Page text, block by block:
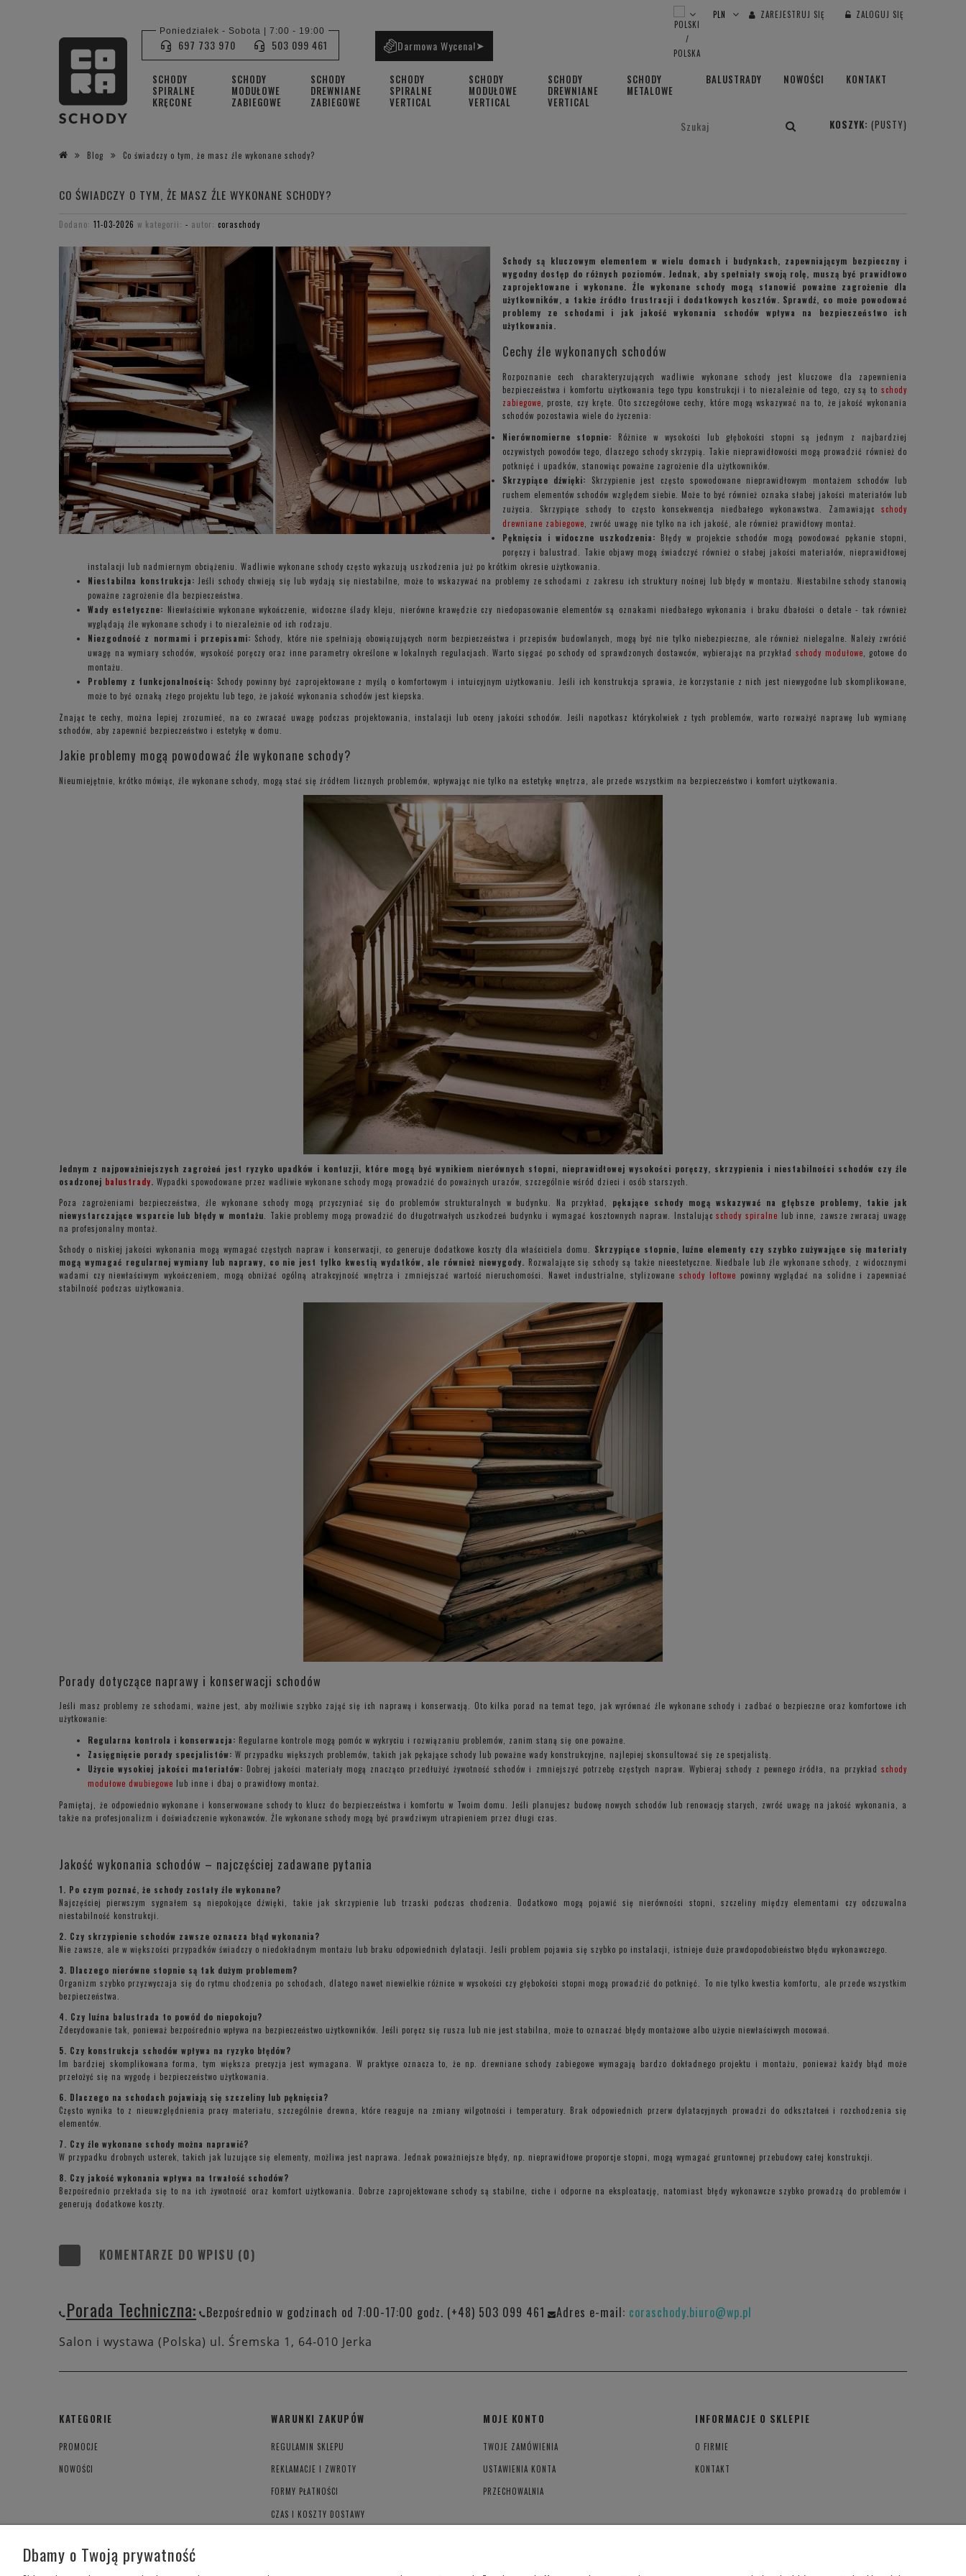
ZAREJESTRUJ SIĘ ZALOGUJ SIĘ
SCHODY
SPIRALNE
KRĘCONE
SCHODY
MODUŁOWE
ZABIEGOWE
SCHODY
DREWNIANE
ZABIEGOWE
SCHODY
SPIRALNE
VERTICAL
SCHODY
MODUŁOWE
VERTICAL
SCHODY
DREWNIANE
VERTICAL
SCHODY
METALOWE
BALUSTRADY NOWOŚCI KONTAKT
Poniedziałek - Sobota | 7:00 - 19:00
697 733 970 503 099 461 Darmowa Wycena!➤
KOSZYK: (PUSTY)
Blog Co świadczy o tym, że masz źle wykonane schody?
CO ŚWIADCZY O TYM, ŻE MASZ ŹLE WYKONANE SCHODY?
Dodano: 11-03-2026 w kategorii: - autor: coraschody
Schody są kluczowym elementem w wielu domach i budynkach, zapewniającym bezpieczny i
wygodny dostęp do różnych poziomów. Jednak, aby spełniały swoją rolę, muszą być prawidłowo
zaprojektowane i wykonane. Źle wykonane schody mogą stanowić poważne zagrożenie dla
użytkowników, a także źródło frustracji i dodatkowych kosztów. Sprawdź, co może powodować
problemy ze schodami i jak jakość wykonania schodów wpływa na bezpieczeństwo ich
użytkowania.
Cechy źle wykonanych schodów
Rozpoznanie cech charakteryzujących wadliwie wykonane schody jest kluczowe dla zapewnienia
bezpieczeństwa i komfortu użytkowania tego typu konstrukcji i to niezależnie od tego, czy są to schody
zabiegowe , proste, czy kręte. Oto szczegółowe cechy, które mogą wskazywać na to, że jakość wykonania
schodów pozostawia wiele do życzenia:
Nierównomierne stopnie: Różnice w wysokości lub głębokości stopni są jednym z najbardziej
oczywistych powodów tego, dlaczego schody skrzypią. Takie nieprawidłowości mogą prowadzić również do
potknięć i upadków, stanowiąc poważne zagrożenie dla użytkowników.
Skrzypiące dźwięki: Skrzypienie jest często spowodowane nieprawidłowym montażem schodów lub
ruchem elementów schodów względem siebie. Może to być również oznaka słabej jakości materiałów lub
zużycia. Skrzypiące schody to często konsekwencja niedbałego wykonawstwa. Zamawiając schody
drewniane zabiegowe , zwróć uwagę nie tylko na ich jakość, ale również prawidłowy montaż.
Pęknięcia i widoczne uszkodzenia: Błędy w projekcie schodów mogą powodować pękanie stopni,
poręczy i balustrad. Takie objawy mogą świadczyć również o słabej jakości materiałów, nieprawidłowej
instalacji lub nadmiernym obciążeniu. Wadliwie wykonane schody często wykazują uszkodzenia już po krótkim okresie użytkowania.
Niestabilna konstrukcja: Jeśli schody chwieją się lub wydają się niestabilne, może to wskazywać na problemy ze schodami z zakresu ich struktury nośnej lub błędy w montażu. Niestabilne schody stanowią
poważne zagrożenie dla bezpieczeństwa.
Wady estetyczne: Niewłaściwie wykonane wykończenie, widoczne ślady kleju, nierówne krawędzie czy niedopasowanie elementów są oznakami niedbałego wykonania i braku dbałości o detale - tak również
wyglądają źle wykonane schody i to niezależnie od ich rodzaju.
Niezgodność z normami i przepisami: Schody, które nie spełniają obowiązujących norm bezpieczeństwa i przepisów budowlanych, mogą być nie tylko niebezpieczne, ale również nielegalne. Należy zwrócić
uwagę na wymiary schodów, wysokość poręczy oraz inne parametry określone w lokalnych regulacjach. Warto sięgać po schody od sprawdzonych dostawców, wybierając na przykładschody modułowe , gotowe do
montażu.
Problemy z funkcjonalnością: Schody powinny być zaprojektowane z myślą o komfortowym i intuicyjnym użytkowaniu. Jeśli ich konstrukcja sprawia, że korzystanie z nich jest niewygodne lub skomplikowane,
może to być oznaką złego projektu lub tego, że jakość wykonania schodów jest kiepska.
Znając te cechy, można lepiej zrozumieć, na co zwracać uwagę podczas projektowania, instalacji lub oceny jakości schodów. Jeśli napotkasz którykolwiek z tych problemów, warto rozważyć naprawę lub wymianę
schodów, aby zapewnić bezpieczeństwo i estetykę w domu.
Jakie problemy mogą powodować źle wykonane schody?
Nieumiejętnie, krótko mówiąc, źle wykonane schody, mogą stać się źródłem licznych problemów, wpływając nie tylko na estetykę wnętrza, ale przede wszystkim na bezpieczeństwo i komfort użytkowania.
Jednym z najpoważniejszych zagrożeń jest ryzyko upadków i kontuzji, które mogą być wynikiem nierównych stopni, nieprawidłowej wysokości poręczy, skrzypienia i niestabilności schodów czy źle
osadzonej balustrady. Wypadki spowodowane przez wadliwie wykonane schody mogą prowadzić do poważnych urazów, szczególnie wśród dzieci i osób starszych.
Poza zagrożeniami bezpieczeństwa, źle wykonane schody mogą przyczyniać się do problemów strukturalnych w budynku. Na przykład, pękające schody mogą wskazywać na głębsze problemy, takie jak
niewystarczające wsparcie lub błędy w montażu . Takie problemy mogą prowadzić do długotrwałych uszkodzeń budynku i wymagać kosztownych napraw. Instalującschody spiralne lub inne, zawsze zwracaj uwagę
na profesjonalny montaż.
Schody o niskiej jakości wykonania mogą wymagać częstych napraw i konserwacji, co generuje dodatkowe koszty dla właściciela domu. Skrzypiące stopnie, luźne elementy czy szybko zużywające się materiały
mogą wymagać regularnej wymiany lub naprawy, co nie jest tylko kwestią wydatków, ale również niewygody. Rozwalające się schody są także nieestetyczne. Niedbale lub źle wykonane schody, z widocznymi
wadami czy niewłaściwym wykończeniem, mogą obniżać ogólną atrakcyjność wnętrza i zmniejszać wartość nieruchomości. Nawet industrialne, stylizowaneschody loftowe powinny wyglądać na solidne i zapewniać
stabilność podczas użytkowania.
Porady dotyczące naprawy i konserwacji schodów
Jeśli masz problemy ze schodami, ważne jest, aby możliwie szybko zająć się ich naprawą i konserwacją. Oto kilka porad na temat tego, jak wyrównać źle wykonane schody i zadbać o bezpieczne oraz komfortowe ich
użytkowanie:
Regularna kontrola i konserwacja: Regularne kontrole mogą pomóc w wykryciu i rozwiązaniu problemów, zanim staną się one poważne.
Zasięgnięcie porady specjalistów: W przypadku większych problemów, takich jak pękające schody lub poważne wady konstrukcyjne, najlepiej skonsultować się ze specjalistą.
Użycie wysokiej jakości materiałów: Dobrej jakości materiały mogą znacząco przedłużyć żywotność schodów i zmniejszyć potrzebę częstych napraw. Wybieraj schody z pewnego źródła, na przykład schody
modułowe dwubiegowe lub inne i dbaj o prawidłowy montaż.
Pamiętaj, że odpowiednio wykonane i konserwowane schody to klucz do bezpieczeństwa i komfortu w Twoim domu. Jeśli planujesz budowę nowych schodów lub renowację starych, zwróć uwagę na jakość wykonania, a
także na profesjonalizm i doświadczenie wykonawców. Źle wykonane schody mogą być prawdziwym utrapieniem przez długi czas.
Jakość wykonania schodów – najczęściej zadawane pytania
1. Po czym poznać, że schody zostały źle wykonane?
Najczęściej pierwszym sygnałem są niepokojące dźwięki, takie jak skrzypienie lub trzaski podczas chodzenia. Dodatkowo mogą pojawić się nierówności stopni, szczeliny między elementami czy odczuwalna
niestabilność konstrukcji.
2. Czy skrzypienie schodów zawsze oznacza błąd wykonania?
Nie zawsze, ale w większości przypadków świadczy o niedokładnym montażu lub braku odpowiednich dylatacji. Jeśli problem pojawia się szybko po instalacji, istnieje duże prawdopodobieństwo błędu wykonawczego.
3. Dlaczego nierówne stopnie są tak dużym problemem?
Organizm szybko przyzwyczaja się do rytmu chodzenia po schodach, dlatego nawet niewielkie różnice w wysokości czy głębokości stopni mogą prowadzić do potknięć. To nie tylko kwestia komfortu, ale przede wszystkim
bezpieczeństwa.
4. Czy luźna balustrada to powód do niepokoju?
Zdecydowanie tak, ponieważ bezpośrednio wpływa na bezpieczeństwo użytkowników. Jeśli poręcz się rusza lub nie jest stabilna, może to oznaczać błędy montażowe albo użycie niewłaściwych mocowań.
5. Czy konstrukcja schodów wpływa na ryzyko błędów?
Im bardziej skomplikowana forma, tym większa precyzja jest wymagana. W praktyce oznacza to, że np. drewniane schody zabiegowe wymagają bardzo dokładnego projektu i montażu, ponieważ każdy błąd może
przełożyć się na wygodę i bezpieczeństwo użytkowania.
6. Dlaczego na schodach pojawiają się szczeliny lub pęknięcia?
Często wynika to z nieuwzględnienia pracy materiału, szczególnie drewna, które reaguje na zmiany wilgotności i temperatury. Brak odpowiednich przerw dylatacyjnych prowadzi do odkształceń i rozchodzenia się
elementów.
7. Czy źle wykonane schody można naprawić?
W przypadku drobnych usterek, takich jak luzujące się elementy, możliwa jest naprawa. Jednak poważniejsze błędy, np. nieprawidłowe proporcje stopni, mogą wymagać gruntownej przebudowy całej konstrukcji.
8. Czy jakość wykonania wpływa na trwałość schodów?
Bezpośrednio przekłada się to na ich żywotność oraz komfort użytkowania. Dobrze zaprojektowane schody są stabilne, ciche i odporne na eksploatację, natomiast błędy wykonawcze szybko prowadzą do problemów i
generują dodatkowe koszty.
KOMENTARZE DO WPISU (0)
Porada Techniczna: Bezpośrednio w godzinach od 7:00-17:00 godz. (+48) 503 099 461 Adres e-mail: coraschody.biuro@wp.pl
Salon i wystawa (Polska) ul. Śremska 1, 64-010 Jerka
KATEGORIE
PROMOCJE
NOWOŚCI
WARUNKI ZAKUPÓW
REGULAMIN SKLEPU
REKLAMACJE I ZWROTY
FORMY PŁATNOŚCI
CZAS I KOSZTY DOSTAWY
MOJE KONTO
TWOJE ZAMÓWIENIA
USTAWIENIA KONTA
PRZECHOWALNIA
INFORMACJE O SKLEPIE
O FIRMIE
KONTAKT
Dbamy o Twoją prywatność